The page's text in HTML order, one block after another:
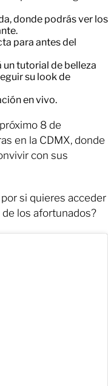
donde podrás ver los
para antes del
un tutorial de belleza
su look de
en vivo.
8 de
en la CDMX, donde
con sus
si quieres acceder
los afortunados?